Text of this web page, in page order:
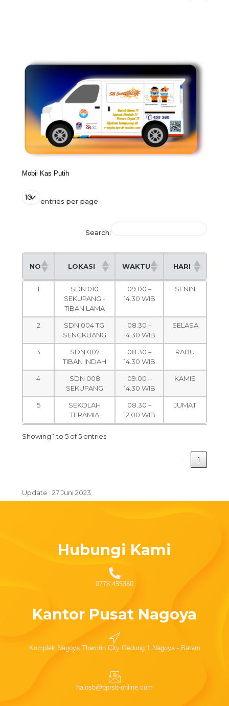
Mobil Kas Putih
entries per page
Search:
NO LOKASI WAKTU HARI
NO LOKASI WAKTU HARI
1
SDN 010
SEKUPANG -
TIBAN LAMA
09.00 –
14.30 WIB
SENIN
2
SDN 004 TG.
SENGKUANG
08.30 –
14.30 WIB
SELASA
3
SDN 007
TIBAN INDAH
08.30 –
14.30 WIB
RABU
4
SDN 008
SEKUPANG
09.00 –
14.30 WIB
KAMIS
5
SEKOLAH
TERAMIA
08.30 –
12.00 WIB
JUMAT
Showing 1 to 5 of 5 entries
1
Update : 27 Juni 2023
Hubungi Kami
0778 455380
Kantor Pusat Nagoya
Komplek Nagoya Thamrin City Gedung 1 Nagoya - Batam
halosb@bprsb-online.com